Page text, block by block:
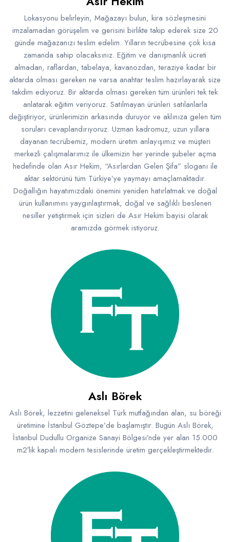
Lokasyonu belirleyin, Mağazayı bulun, kira sözleşmesini
imzalamadan görüşelim ve gerisini birlikte takip ederek size 20
günde mağazanızı teslim edelim. Yılların tecrübesine çok kısa
zamanda sahip olacaksınız. Eğitim ve danışmanlık ücreti
almadan, raflardan, tabelaya, kavanozdan, teraziye kadar bir
aktarda olması gereken ne varsa anahtar teslim hazırlayarak size
takdim ediyoruz. Bir aktarda olması gereken tüm ürünleri tek tek
anlatarak eğitim veriyoruz. Satılmayan ürünleri satılanlarla
değiştiriyor, ürünlerimizin arkasında duruyor ve aklınıza gelen tüm
soruları cevaplandırıyoruz. Uzman kadromuz, uzun yıllara
dayanan tecrübemiz, modern üretim anlayışımız ve müşteri
merkezli çalışmalarımız ile ülkemizin her yerinde şubeler açma
hedefinde olan Asır Hekim, “Asırlardan Gelen Şifa” sloganı ile
aktar sektörünü tüm Türkiye’ye yaymayı amaçlamaktadır.
Doğallığın hayatımızdaki önemini yeniden hatırlatmak ve doğal
ürün kullanımını yaygınlaştırmak, doğal ve sağlıklı beslenen
nesiller yetiştirmek için sizleri de Asır Hekim bayisi olarak
aramızda görmek istiyoruz.
Aslı Börek
Aslı Börek, lezzetini geleneksel Türk mutfağından alan, su böreği
üretimine İstanbul Göztepe’de başlamıştır. Bugün Aslı Börek,
İstanbul Dudullu Organize Sanayi Bölgesi’nde yer alan 15.000
m2′lik kapalı modern tesislerinde üretim gerçekleştirmektedir.